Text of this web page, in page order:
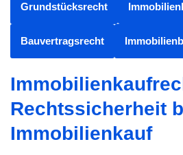
Grundstücksrecht
Bauvertragsrecht
Rechtssicherheit
Immobilienkauf